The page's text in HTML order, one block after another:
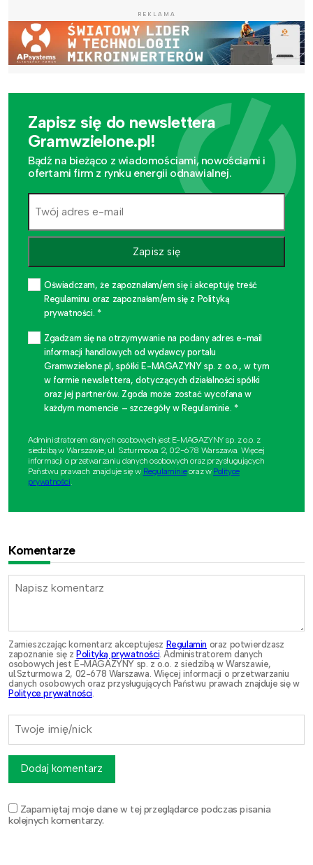
REKLAMA
Zapisz się do newslettera
Gramwzielone.pl!
Bądź na bieżąco z wiadomościami, nowościami i
ofertami firm z rynku energii odnawialnej.
Zapisz się
Oświadczam, że zapoznałam/em się i akceptuję treść
Regulaminu oraz zapoznałam/em się z Polityką
prywatności. *
Zgadzam się na otrzymywanie na podany adres e-mail
informacji handlowych od wydawcy portalu
Gramwzielone.pl, spółki E-MAGAZYNY sp. z o.o., w tym
w formie newslettera, dotyczących działalności spółki
oraz jej partnerów. Zgoda może zostać wycofana w
każdym momencie – szczegóły w Regulaminie. *
Administratorem danych osobowych jest E-MAGAZYNY sp. z o.o. z
siedzibą w Warszawie, ul. Szturmowa 2, 02-678 Warszawa. Więcej
informacji o przetwarzaniu danych osobowych oraz przysługujących
Państwu prawach znajduje się w Regulaminieoraz w Polityce
prywatności.
Komentarze
Zamieszczając komentarz akceptujesz Regulamin oraz potwierdzasz
zapoznanie się z Polityką prywatności. Administratorem danych
osobowych jest E-MAGAZYNY sp. z o.o. z siedzibą w Warszawie,
ul.Szturmowa 2, 02-678 Warszawa. Więcej informacji o przetwarzaniu
danych osobowych oraz przysługujących Państwu prawach znajduje się w
Polityce prywatności.
Zapamiętaj moje dane w tej przeglądarce podczas pisania
kolejnych komentarzy.
Dodaj komentarz